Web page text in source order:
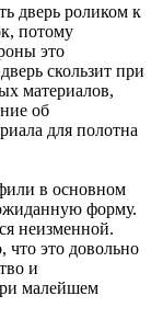
дверь роликом к
потому
это
скользит при
материалов,
об
для полотна
в основном
форму.
неизменной.
что это довольно
и
малейшем